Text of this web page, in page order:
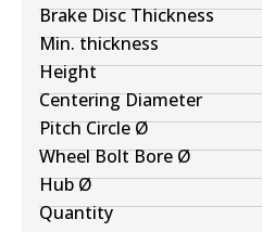
Brake Disc Thickness
Min. thickness
Height
Centering Diameter
Pitch Circle Ø
Wheel Bolt Bore Ø
Hub Ø
Quantity